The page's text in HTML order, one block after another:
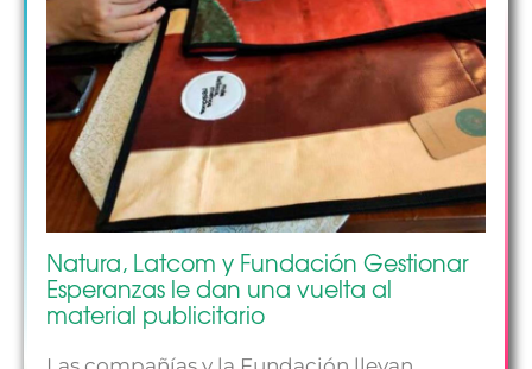
Natura, Latcom y Fundación Gestionar
Esperanzas le dan una vuelta al
material publicitario